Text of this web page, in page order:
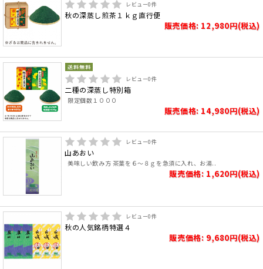
レビュー0件
秋の深蒸し煎茶１ｋｇ直行便
販売価格: 12,980円(税込)
レビュー0件
二種の深蒸し特別箱
限定個数１０００
販売価格: 14,980円(税込)
レビュー0件
山あおい
美味しい飲み方 茶葉を６～８ｇを急須に入れ、お湯..
販売価格: 1,620円(税込)
レビュー0件
秋の人気銘柄特選４
販売価格: 9,680円(税込)